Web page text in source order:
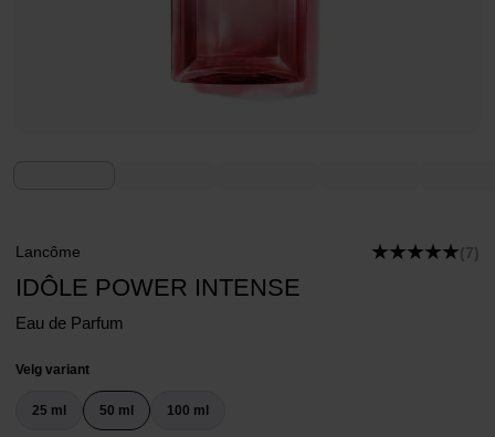
Lancôme (7)
IDÔLE POWER INTENSE
Eau de Parfum
Velg variant
25 ml 50 ml 100 ml